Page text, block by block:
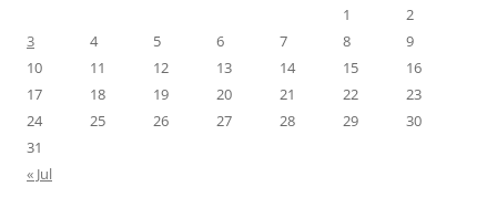
1
2
3
4 5 6 7 8
9
10
11 12 13 14 15
16
17
18 19 20 21 22
23
24
25 26 27 28 29
30
31
« Jul